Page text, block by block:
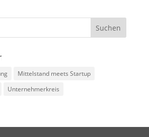
Mittelstand meets Startup
Unternehmerkreis